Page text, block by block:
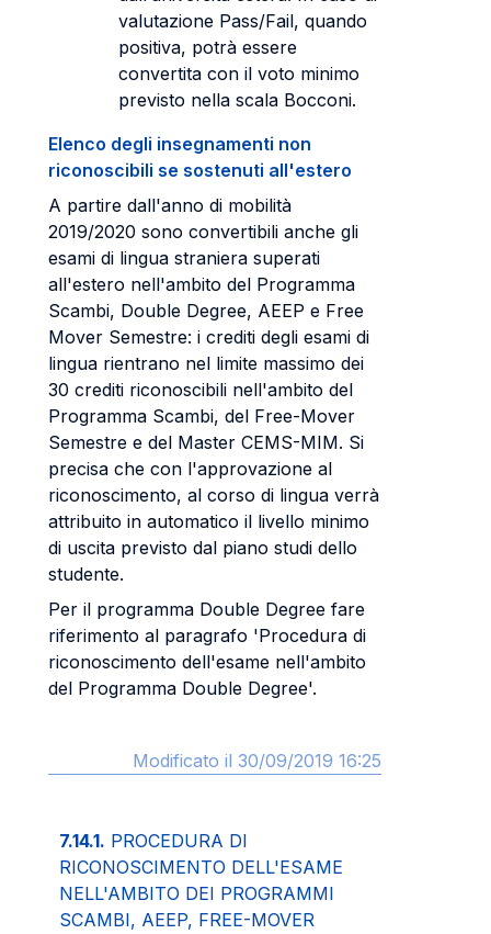
valutazione Pass/Fail, quando
positiva, potrà essere
convertita con il voto minimo
previsto nella scala Bocconi.
Elenco degli insegnamenti non
riconoscibili se sostenuti all'estero
A partire dall'anno di mobilità
2019/2020 sono convertibili anche gli
esami di lingua straniera superati
all'estero nell'ambito del Programma
Scambi, Double Degree, AEEP e Free
Mover Semestre: i crediti degli esami di
lingua rientrano nel limite massimo dei
30 crediti riconoscibili nell'ambito del
Programma Scambi, del Free-Mover
Semestre e del Master CEMS-MIM. Si
precisa che con l'approvazione al
riconoscimento, al corso di lingua verrà
attribuito in automatico il livello minimo
di uscita previsto dal piano studi dello
studente.
Per il programma Double Degree fare
riferimento al paragrafo 'Procedura di
riconoscimento dell'esame nell'ambito
del Programma Double Degree'.
Modificato il 30/09/2019 16:25
7.14.1. PROCEDURA DI
RICONOSCIMENTO DELL'ESAME
NELL'AMBITO DEI PROGRAMMI
SCAMBI, AEEP, FREE-MOVER